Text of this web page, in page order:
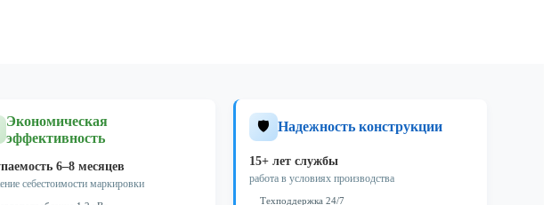
Экономическая
эффективность
6–8 месяцев
себестоимости маркировки
🛡️ Надежность конструкции
15+ лет службы
работа в условиях производства
Техподдержка 24/7